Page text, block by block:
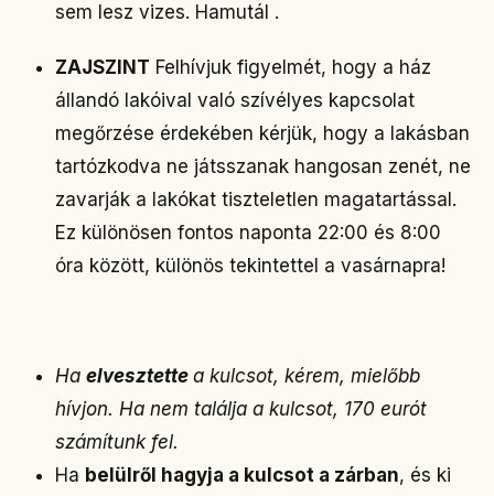
sem lesz vizes. Hamutál .
ZAJSZINT Felhívjuk figyelmét, hogy a ház
állandó lakóival való szívélyes kapcsolat
megőrzése érdekében kérjük, hogy a lakásban
tartózkodva ne játsszanak hangosan zenét, ne
zavarják a lakókat tiszteletlen magatartással.
Ez különösen fontos naponta 22:00 és 8:00
óra között, különös tekintettel a vasárnapra!
Ha elvesztette a kulcsot, kérem, mielőbb
hívjon. Ha nem találja a kulcsot, 170 eurót
számítunk fel.
Ha belülről hagyja a kulcsot a zárban, és ki